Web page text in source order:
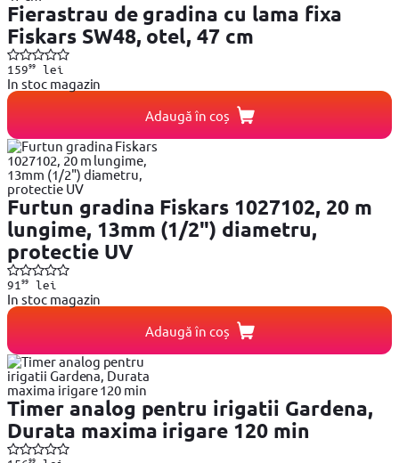
Fierastrau de gradina cu lama fixa
Fiskars SW48, otel, 47 cm
15999lei
In stoc magazin
Adaugă în coș
Furtun gradina Fiskars 1027102, 20 m
lungime, 13mm (1/2") diametru,
protectie UV
91 99lei
In stoc magazin
Adaugă în coș
Timer analog pentru irigatii Gardena,
Durata maxima irigare 120 min
99